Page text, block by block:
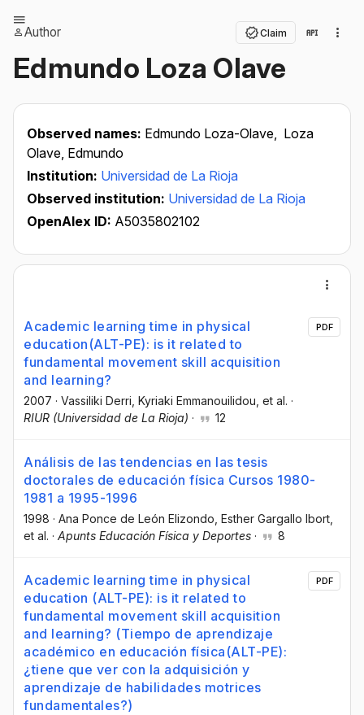
Author Claim
Edmundo Loza Olave
Observed names: Edmundo Loza-Olave, Loza
Olave, Edmundo
Institution: Universidad de La Rioja
Observed institution: Universidad de La Rioja
OpenAlex ID: A5035802102
Academic learning time in physical
education(ALT-PE): is it related to
fundamental movement skill acquisition
and learning?
2007 · Vassiliki Derri , Kyriaki Emmanouilidou , et al. ·
RIUR (Universidad de La Rioja) · 12
PDF
Análisis de las tendencias en las tesis
doctorales de educación física Cursos 1980-
1981 a 1995-1996
1998 · Ana Ponce de León Elizondo , Esther Gargallo Ibort
et al. · Apunts Educación Física y Deportes · 8
Academic learning time in physical
education (ALT-PE): is it related to
fundamental movement skill acquisition
and learning? (Tiempo de aprendizaje
académico en educación física(ALT-PE):
¿tiene que ver con la adquisición y
aprendizaje de habilidades motrices
fundamentales?)
PDF